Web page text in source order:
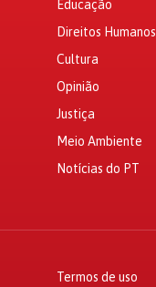
Educação
Direitos Humanos
Cultura
Opinião
Justiça
Meio Ambiente
Notícias do PT
Termos de uso